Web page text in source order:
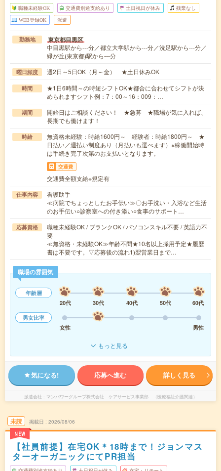
職種未経験OK 交通費別途支給あり 土日祝日が休み 残業なし
WEB登録OK 派遣
勤務地 東京都目黒区
中目黒駅から---分／都立大学駅から---分／洗足駅から---分／
緑が丘(東京都)駅から---分
曜日頻度 週2日～5日OK（月～金） ★土日休みOK
時間
★1日6時間～の時短シフトOK★都合に合わせてシフトが決
められますシフト例：7：00～16：009：…
期間
開始日はご相談ください！ ★急募 ★職場が気に入れば、
長期でも働けます！
時給
無資格未経験：時給1600円～ 経験者：時給1800円～ ★
日払い／週払い制度あり（月払いも選べます）※稼働開始時
は手続き完了次第のお支払いとなります。
交通費
交通費全額支給※規定有
仕事内容
看護助手
≪病院でちょっとしたお手伝い≫〇お手洗い・入浴など生活
のお手伝い○診察室への付き添い○食事のサポート…
応募資格
職種未経験OK / ブランクOK / パソコンスキル不要 / 英語力不
要
≪無資格・未経験OK≫年齢不問★10名以上採用予定★履歴
書は不要です。▽応募後の流れ1)翌営業日まで…
職場の雰囲気
年齢層
20代
30代 40代 50代
60代
男女比率
女性
男性
もっと見る
気になる! 応募へ進む 詳しく見る
派遣会社 マンパワーグループ株式会社 ケアサービス事業部 （医療福祉介護関連）
未読
NEW
掲載日 2026/08/06
【社員前提】在宅OK＊18時まで！ジョンマス
ターオーガニックにてPR担当